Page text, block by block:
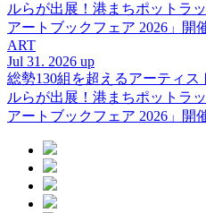
ルらが出展！港まちポットラ
アートブックフェア 2026」開
ART
Jul 31. 2026 up
総勢130組を超えるアーティ
ルらが出展！港まちポットラ
アートブックフェア 2026」開